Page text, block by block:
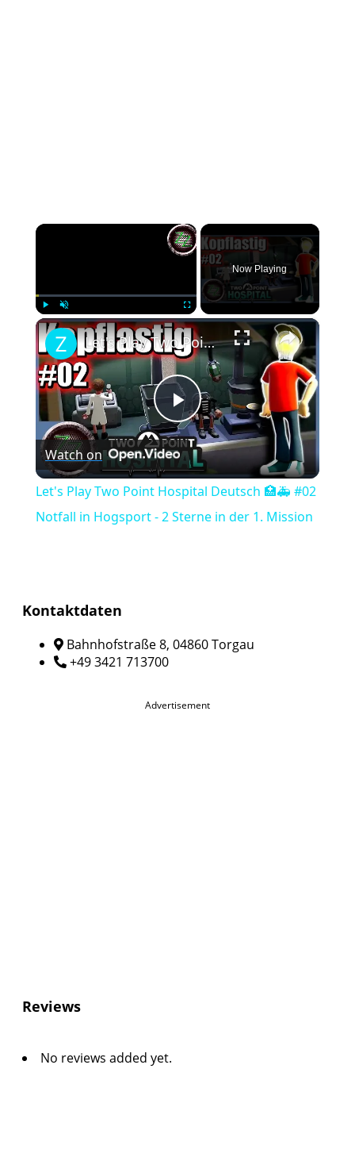
×
Play Unmute Fullscreen
Now Playing
×
Play
Video
Let's Play Two Point Hospital Deutsch 🏥🚑 #02 Notfall in Hogsport - 2 Sterne in der 1. Mission
Watch on
Let's Play Two Point Hospital Deutsch 🏥🚑 #02
Notfall in Hogsport - 2 Sterne in der 1. Mission
Kontaktdaten
Bahnhofstraße 8, 04860 Torgau
+49 3421 713700
Advertisement
Reviews
No reviews added yet.